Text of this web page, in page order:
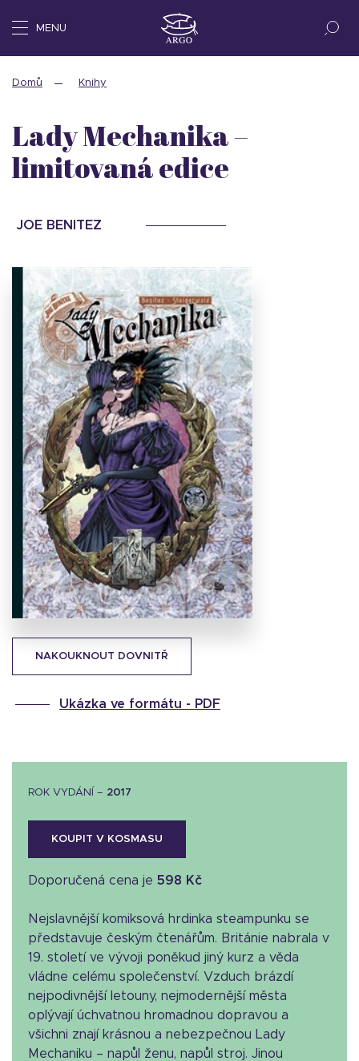
MENU
Domů Knihy
NAKOUKNOUT DOVNITŘ
Ukázka ve formátu - PDF
Lady Mechanika –
limitovaná edice
JOE BENITEZ
ROK VYDÁNÍ – 2017
KOUPIT V KOSMASU
Doporučená cena je 598 Kč
Nejslavnější komiksová hrdinka steampunku se
představuje českým čtenářům. Británie nabrala v
19. století ve vývoji poněkud jiný kurz a věda
vládne celému společenství. Vzduch brázdí
nejpodivnější letouny, nejmodernější města
oplývají úchvatnou hromadnou dopravou a
všichni znají krásnou a nebezpečnou Lady
Mechaniku – napůl ženu, napůl stroj. Jinou